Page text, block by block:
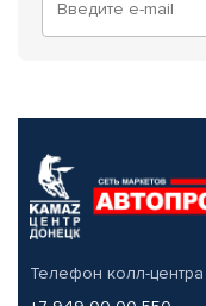
Телефон колл-центра